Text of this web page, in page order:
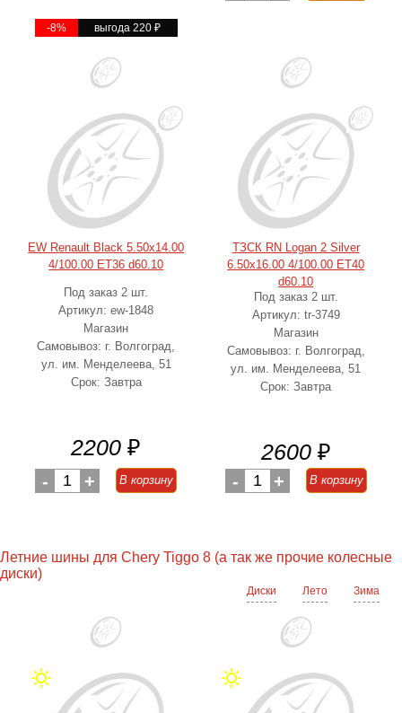
-8% выгода 220₽
EW Renault Black 5.50x14.00
4/100.00 ET36 d60.10
Под заказ 2 шт.
Артикул: ew-1848
Магазин
Самовывоз: г. Волгоград,
ул. им. Менделеева, 51
Срок: Завтра
2200 ₽
- 1 + В корзину
ТЗСК RN Logan 2 Silver
6.50x16.00 4/100.00 ET40
d60.10
Под заказ 2 шт.
Артикул: tr-3749
Магазин
Самовывоз: г. Волгоград,
ул. им. Менделеева, 51
Срок: Завтра
2600 ₽
- 1 + В корзину
Летние шины для Chery Tiggo 8 (а так же прочие колесные
диски)
Диски Лето Зима